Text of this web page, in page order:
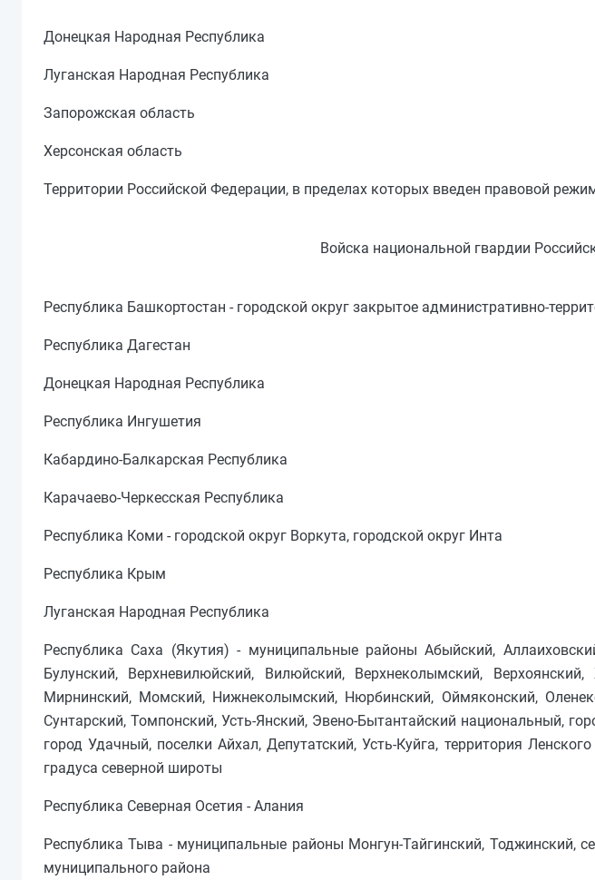
Донецкая Народная Республика
Луганская Народная Республика
Запорожская область
Херсонская область
Территории Российской Федерации, в пределах которых введен правовой
Войска национальной гвардии
Республика Башкортостан - городской округ закрытое административно-
Республика Дагестан
Донецкая Народная Республика
Республика Ингушетия
Кабардино-Балкарская Республика
Карачаево-Черкесская Республика
Республика Коми - городской округ Воркута, городской округ Инта
Республика Крым
Луганская Народная Республика
Республика Саха (Якутия) - муниципальные районы Абыйский,
Булунский, Верхневилюйский, Вилюйский, Верхнеколымский,
Мирнинский, Момский, Нижнеколымский, Нюрбинский, Оймяконский,
Сунтарский, Томпонский, Усть-Янский, Эвено-Бытантайский национальный,
город Удачный, поселки Айхал, Депутатский, Усть-Куйга, территория
градуса северной широты
Республика Северная Осетия - Алания
Республика Тыва - муниципальные районы Монгун-Тайгинский, Тоджинский,
муниципального района